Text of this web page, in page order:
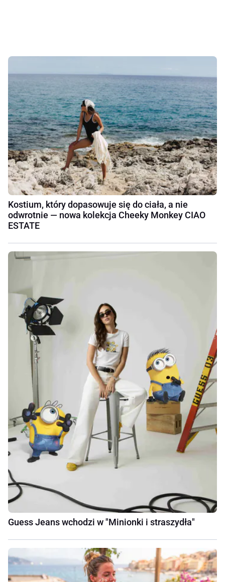
Kostium, który dopasowuje się do ciała, a nie
odwrotnie — nowa kolekcja Cheeky Monkey CIAO
ESTATE
Guess Jeans wchodzi w "Minionki i straszydła"